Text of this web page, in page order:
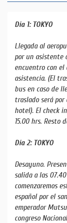
Día 1: TOKYO
Llegada al
por un asistente
encuentro con el
asistencia. (El
bus en caso de
traslado será
hotel). El check
15.00 hrs. Resto
Día 2: TOKYO
Desayuno.
salida a las
comenzaremos
español por el
emperador
congreso